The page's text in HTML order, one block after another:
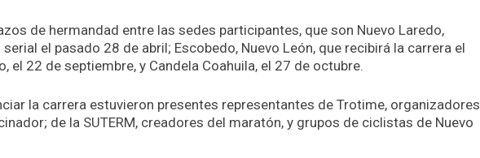
de hermandad entre las sedes participantes, que son Nuevo Laredo,
el pasado 28 de abril; Escobedo, Nuevo León, que recibirá la carrera el
el 22 de septiembre, y Candela Coahuila, el 27 de octubre.
la carrera estuvieron presentes representantes de Trotime, organizadores
de la SUTERM, creadores del maratón, y grupos de ciclistas de Nuevo